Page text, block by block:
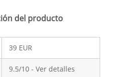
del producto
39 EUR
9.5/10 - Ver detalles